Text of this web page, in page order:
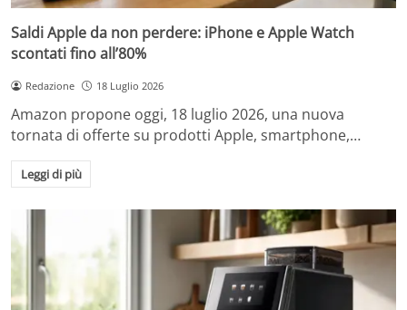
Saldi Apple da non perdere: iPhone e Apple Watch
scontati fino all’80%
Redazione 18 Luglio 2026
Amazon propone oggi, 18 luglio 2026, una nuova
tornata di offerte su prodotti Apple, smartphone,…
Leggi di più